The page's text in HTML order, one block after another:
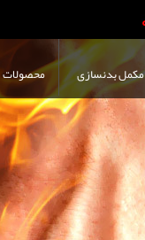
مکمل بدنسازی محصولات